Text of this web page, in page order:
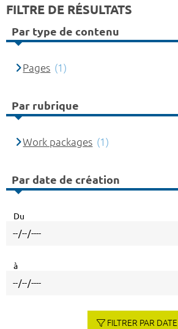
FILTRE DE RÉSULTATS
Par type de contenu
Pages (1)
Par rubrique
Work packages (1)
Par date de création
Du
à
FILTRER PAR DATE